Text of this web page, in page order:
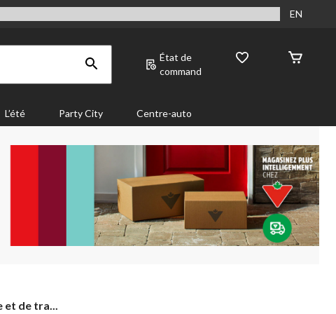
EN
État de
command
L’été Party City Centre-auto
de tra...